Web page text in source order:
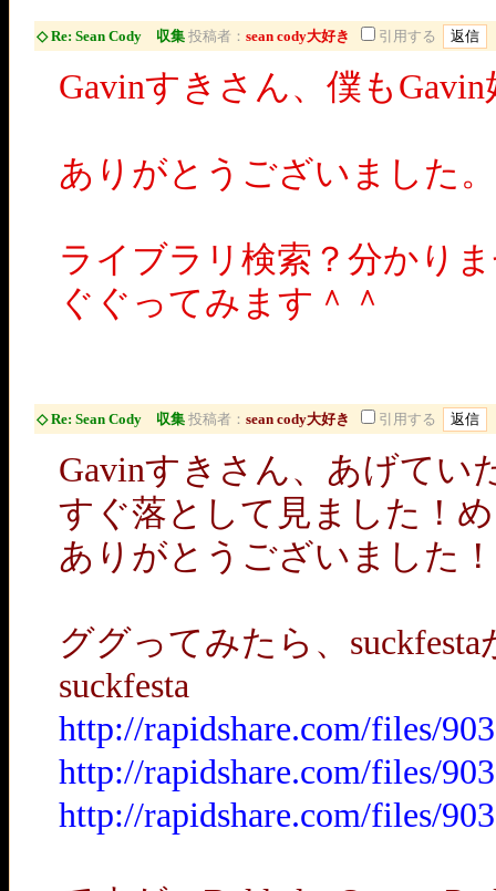
◇ Re: Sean Cody 収集 投稿者： sean cody大好き 引用する
Gavinすきさん、僕も
ありがとうございました。
ライブラリ検索？分かり
ぐぐってみます＾＾
◇ Re: Sean Cody 収集 投稿者： sean cody大好き 引用する
Gavinすきさん、あげてい
すぐ落として見ました！
ありがとうございました
ググってみたら、
suckfesta
http://rapidshare.com/files/
http://rapidshare.com/files/
http://rapidshare.com/files/